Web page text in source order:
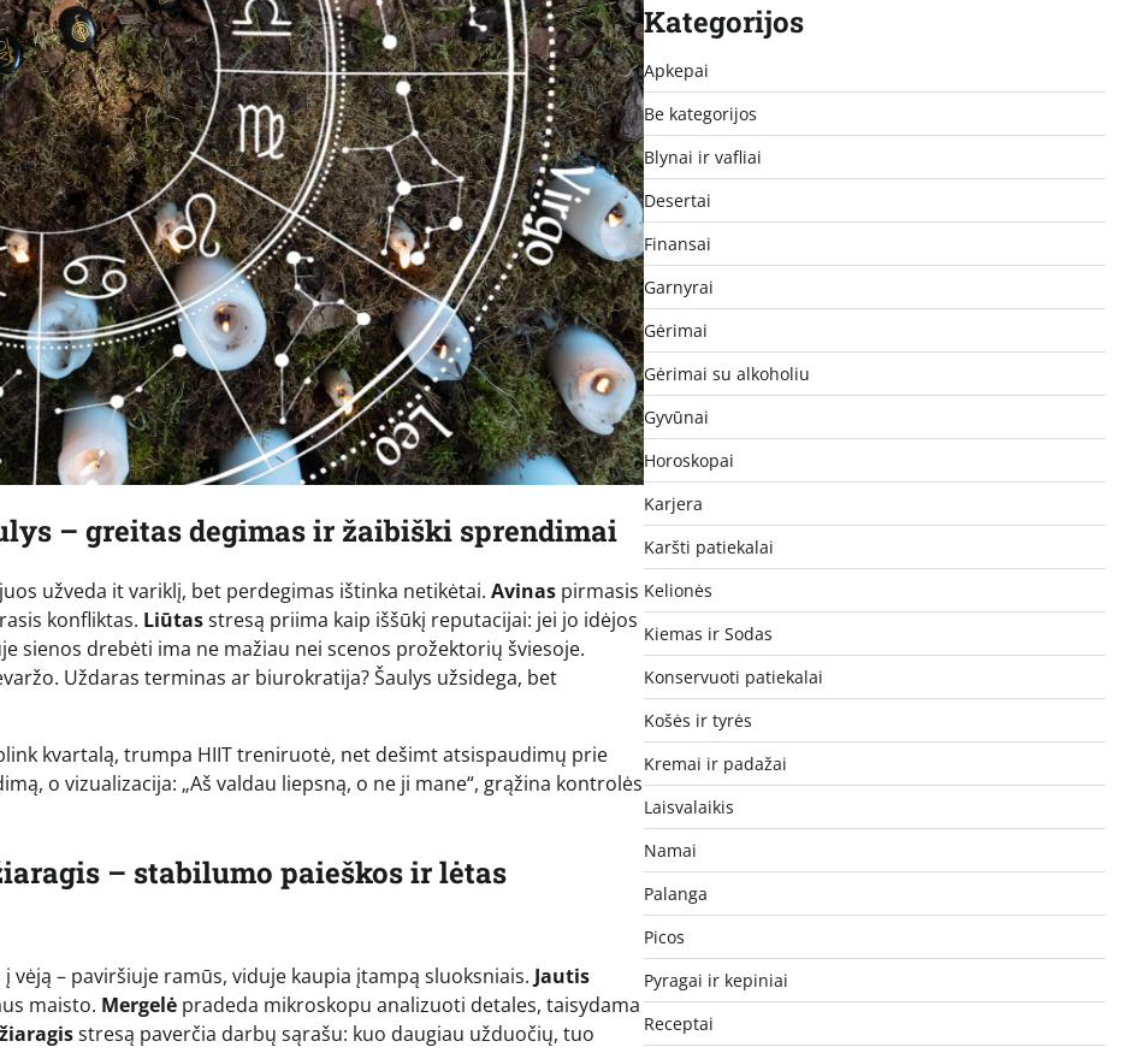
– greitas degimas ir žaibiški sprendimai
užveda it variklį, bet perdegimas ištinka netikėtai. Avinas pirmasis
konfliktas. Liūtasstresą priima kaip iššūkį reputacijai: jei jo idėjos
sienos drebėti ima ne mažiau nei scenos prožektorių šviesoje.
Uždaras terminas ar biurokratija? Šaulys užsidega, bet
kvartalą, trumpa HIIT treniruotė, net dešimt atsispaudimų prie
o vizualizacija: „Aš valdau liepsną, o ne ji mane“, grąžina kontrolės
– stabilumo paieškos ir lėtas
vėją – paviršiuje ramūs, viduje kaupia įtampą sluoksniais. Jautis
maisto. Mergelė pradeda mikroskopu analizuoti detales, taisydama
stresą paverčia darbų sąrašu: kuo daugiau užduočių, tuo
Kategorijos
Apkepai
Be kategorijos
Blynai ir vafliai
Desertai
Finansai
Garnyrai
Gėrimai
Gėrimai su alkoholiu
Gyvūnai
Horoskopai
Karjera
Karšti patiekalai
Kelionės
Kiemas ir Sodas
Konservuoti patiekalai
Košės ir tyrės
Kremai ir padažai
Laisvalaikis
Namai
Palanga
Picos
Pyragai ir kepiniai
Receptai